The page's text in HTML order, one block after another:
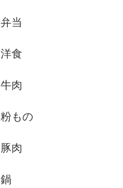
弁当
洋食
牛肉
粉もの
豚肉
鍋